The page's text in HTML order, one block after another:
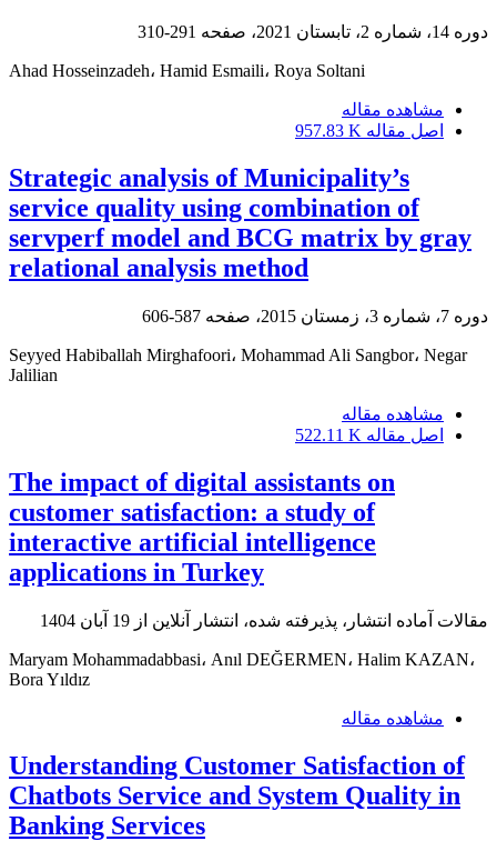
دوره 14، شماره 2، تابستان 2021، صفحه 291-310
Ahad Hosseinzadeh، Hamid Esmaili، Roya Soltani
مشاهده مقاله
اصل مقاله 957.83 K
Strategic analysis of Municipality’s
service quality using combination of
servperf model and BCG matrix by gray
relational analysis method
دوره 7، شماره 3، زمستان 2015، صفحه 587-606
Seyyed Habiballah Mirghafoori، Mohammad Ali Sangbor، Negar
Jalilian
مشاهده مقاله
اصل مقاله 522.11 K
The impact of digital assistants on
customer satisfaction: a study of
interactive artificial intelligence
applications in Turkey
مقالات آماده انتشار، پذیرفته شده، انتشار آنلاین از 19 آبان 1404
Maryam Mohammadabbasi، Anıl DEĞERMEN، Halim KAZAN،
Bora Yıldız
مشاهده مقاله
Understanding Customer Satisfaction of
Chatbots Service and System Quality in
Banking Services